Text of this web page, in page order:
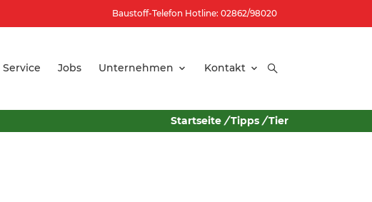
Baustoff-Telefon Hotline: 02862/98020
Service Jobs Unternehmen Kontakt
Startseite / Tipps / Tier